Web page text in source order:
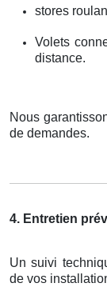
stores
Volets
distance.
Nous
de demandes.
4. Entretien
Un suivi
de vos